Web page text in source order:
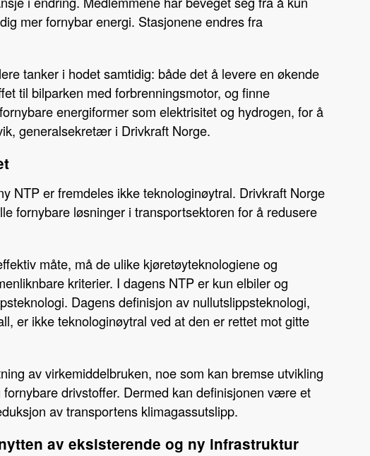
n
mer fornybar energi. Stasjonene endres fra
tanker i hodet samtidig: både det å levere en økende
til bilparken med forbrenningsmotor, og finne
energiformer som elektrisitet og hydrogen, for å
generalsekretær i Drivkraft Norge.
NTP er fremdeles ikke teknologinøytral. Drivkraft Norge
fornybare løsninger i transportsektoren for å redusere
måte, må de ulike kjøretøyteknologiene og
kriterier. I dagens NTP er kun elbiler og
Dagens definisjon av nullutslippsteknologi,
er ikke teknologinøytral ved at den er rettet mot gitte
av virkemiddelbruken, noe som kan bremse utvikling
drivstoffer. Dermed kan definisjonen være et
av transportens klimagassutslipp.
av eksisterende og ny infrastruktur